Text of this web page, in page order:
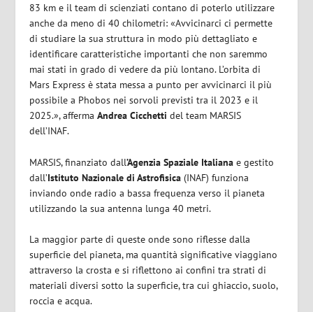
83 km e il team di scienziati contano di poterlo utilizzare
anche da meno di 40 chilometri: «Avvicinarci ci permette
di studiare la sua struttura in modo più dettagliato e
identificare caratteristiche importanti che non saremmo
mai stati in grado di vedere da più lontano. L’orbita di
Mars Express è stata messa a punto per avvicinarci il più
possibile a Phobos nei sorvoli previsti tra il 2023 e il
2025.», affermaAndrea Cicchetti del team MARSIS
dell’INAF.
MARSIS, finanziato dall’Agenzia Spaziale Italiana e gestito
dall’Istituto Nazionale di Astrofisica (INAF) funziona
inviando onde radio a bassa frequenza verso il pianeta
utilizzando la sua antenna lunga 40 metri.
La maggior parte di queste onde sono riflesse dalla
superficie del pianeta, ma quantità significative viaggiano
attraverso la crosta e si riflettono ai confini tra strati di
materiali diversi sotto la superficie, tra cui ghiaccio, suolo,
roccia e acqua.